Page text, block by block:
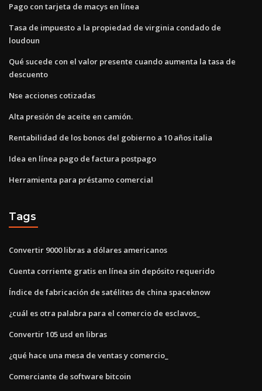
Pago con tarjeta de macys en línea
Tasa de impuesto a la propiedad de virginia condado de
loudoun
Qué sucede con el valor presente cuando aumenta la tasa de
descuento
Nse acciones cotizadas
Alta presión de aceite en camión.
Rentabilidad de los bonos del gobierno a 10 años italia
Idea en línea pago de factura postpago
Herramienta para préstamo comercial
Tags
Convertir 9000 libras a dólares americanos
Cuenta corriente gratis en línea sin depósito requerido
Índice de fabricación de satélites de china spaceknow
¿cuál es otra palabra para el comercio de esclavos_
Convertir 105 usd en libras
¿qué hace una mesa de ventas y comercio_
Comerciante de software bitcoin